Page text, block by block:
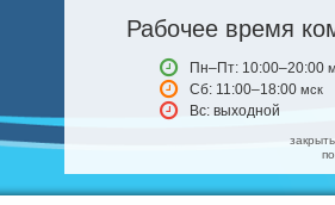
Рабочее время
Пн–Пт: 10:00–20:00
Сб: 11:00–18:00мск
Вс: выходной